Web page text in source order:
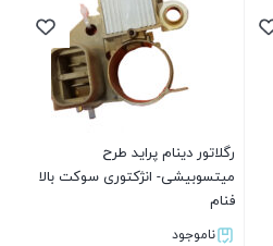
رگلاتور دینام پراید طرح
میتسوبیشی- انژکتوری سوکت بالا
فنام
ناموجود